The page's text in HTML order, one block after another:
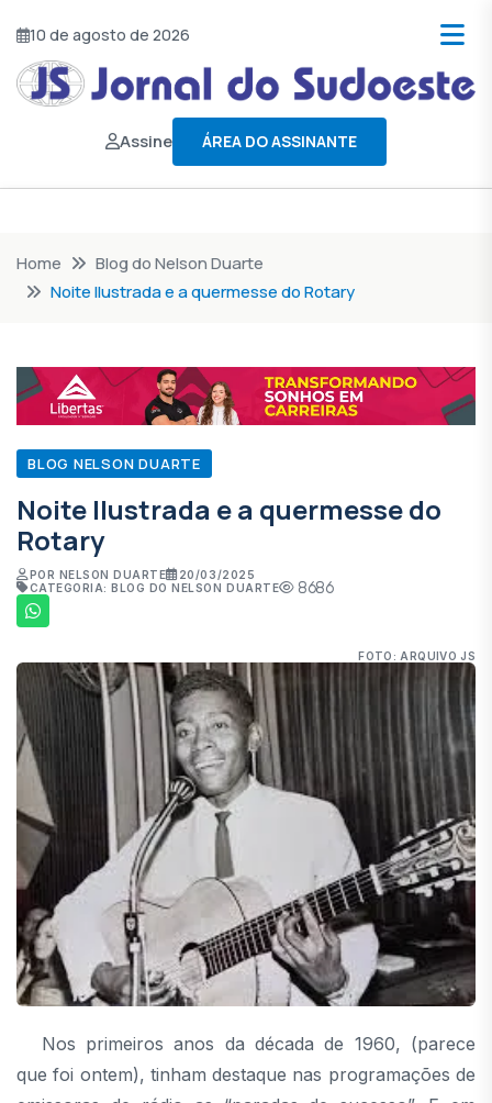
10 de agosto de 2026
Assine ÁREA DO ASSINANTE
Home
Blog do Nelson Duarte
Noite Ilustrada e a quermesse do Rotary
BLOG NELSON DUARTE
Noite Ilustrada e a quermesse do
Rotary
POR NELSON DUARTE
20/03/2025
CATEGORIA: BLOG DO NELSON DUARTE
8686
FOTO: ARQUIVO JS
Nos primeiros anos da década de 1960, (parece
que foi ontem), tinham destaque nas programações de